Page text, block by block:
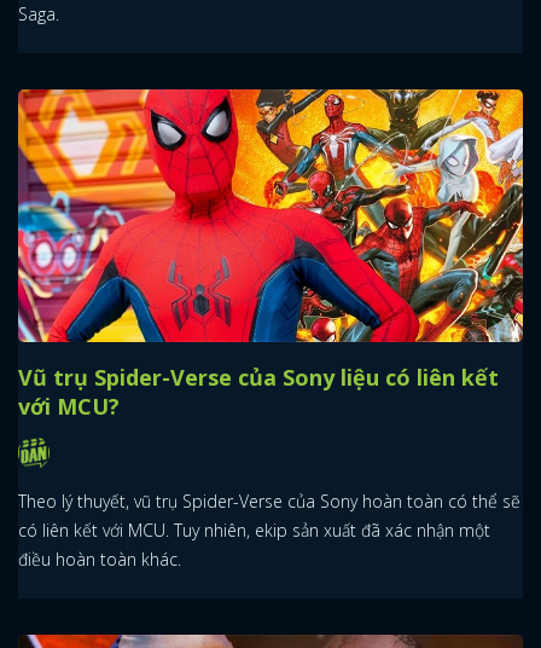
Saga.
Vũ trụ Spider-Verse của Sony liệu có liên kết
với MCU?
Theo lý thuyết, vũ trụ Spider-Verse của Sony hoàn toàn có thể sẽ
có liên kết với MCU. Tuy nhiên, ekip sản xuất đã xác nhận một
điều hoàn toàn khác.